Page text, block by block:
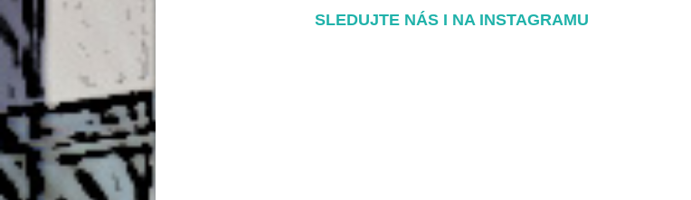
SLEDUJTE NÁS I NA INSTAGRAMU